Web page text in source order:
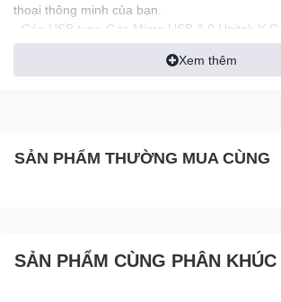
thoại thông minh của bạn.
- Cáp USB type-C to Micro USB 3.0 Unitek Y-
bộ hóa dữ liệu điện thoại thông minh hoặc
có cổng USB-C như MacBook, Google
dòng 3A, có thể cung cấp điện năng tối đa 100
Xem thêm
SẢN PHẨM THƯỜNG MUA CÙNG
SẢN PHẨM CÙNG PHÂN